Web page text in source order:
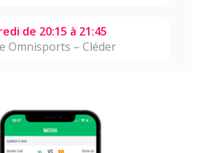
de 20:15 à 21:45
Omnisports – Cléder